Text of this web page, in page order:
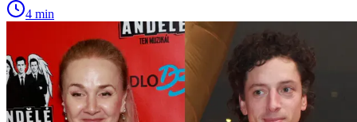
4 min